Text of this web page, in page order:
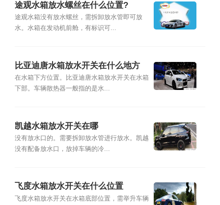
途观水箱放水螺丝在什么位置?
途观水箱没有放水螺丝，需拆卸放水管即可放
水。水箱在发动机前舱，有标识可...
比亚迪唐水箱放水开关在什么地方
在水箱下方位置。比亚迪唐水箱放水开关在水箱
下部。车辆散热器一般指的是水...
凯越水箱放水开关在哪
没有放水口的。需要拆卸放水管进行放水。凯越
没有配备放水口，放掉车辆的冷...
飞度水箱放水开关在什么位置
飞度水箱放水开关在水箱底部位置，需举升车辆